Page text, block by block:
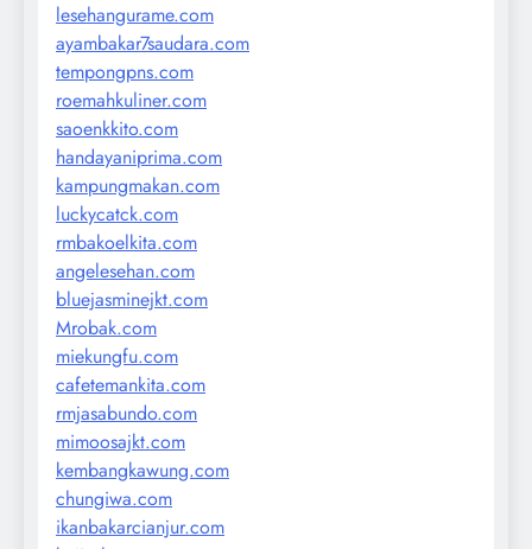
lesehangurame.com
ayambakar7saudara.com
tempongpns.com
roemahkuliner.com
saoenkkito.com
handayaniprima.com
kampungmakan.com
luckycatck.com
rmbakoelkita.com
angelesehan.com
bluejasminejkt.com
Mrobak.com
miekungfu.com
cafetemankita.com
rmjasabundo.com
mimoosajkt.com
kembangkawung.com
chungiwa.com
ikanbakarcianjur.com